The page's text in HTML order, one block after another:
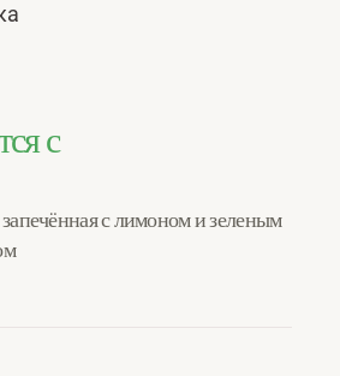
с
с лимоном и зеленым